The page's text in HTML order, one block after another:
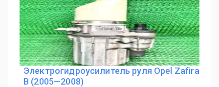
Электрогидроусилитель руля Opel Zafira
B (2005—2008)